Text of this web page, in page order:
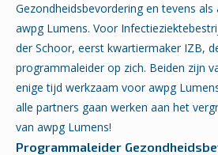
Gezondheidsbevordering en tevens
awpg Lumens. Voor
der Schoor, eerst kwartiermaker IZB,
programmaleider op zich. Beiden zijn
enige tijd werkzaam voor awpg
alle partners gaan werken aan het
van awpg Lumens!
Programmaleider